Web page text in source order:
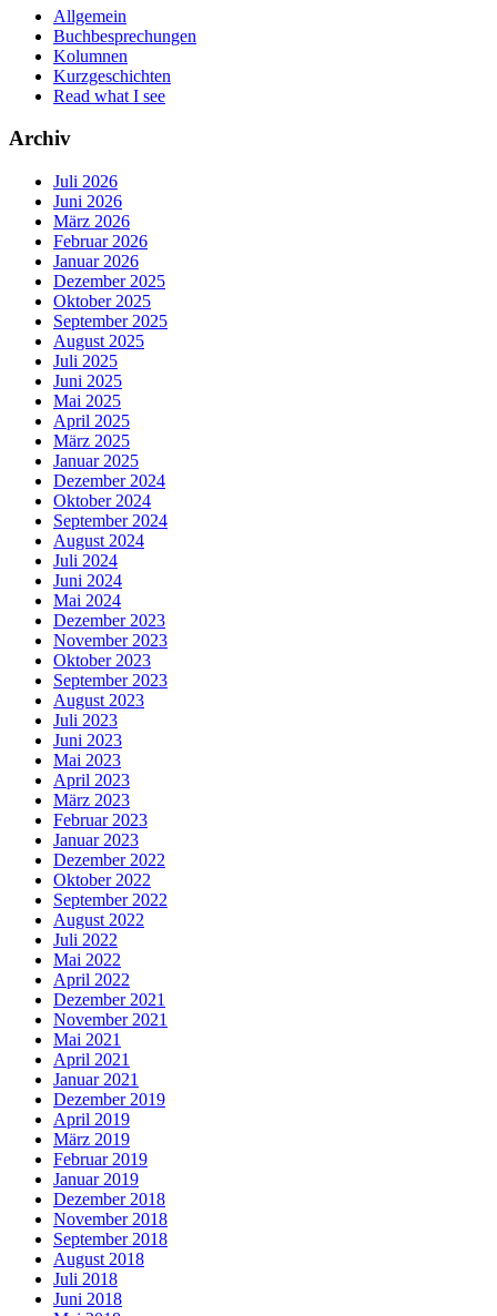
Allgemein
Buchbesprechungen
Kolumnen
Kurzgeschichten
Read what I see
Archiv
Juli 2026
Juni 2026
März 2026
Februar 2026
Januar 2026
Dezember 2025
Oktober 2025
September 2025
August 2025
Juli 2025
Juni 2025
Mai 2025
April 2025
März 2025
Januar 2025
Dezember 2024
Oktober 2024
September 2024
August 2024
Juli 2024
Juni 2024
Mai 2024
Dezember 2023
November 2023
Oktober 2023
September 2023
August 2023
Juli 2023
Juni 2023
Mai 2023
April 2023
März 2023
Februar 2023
Januar 2023
Dezember 2022
Oktober 2022
September 2022
August 2022
Juli 2022
Mai 2022
April 2022
Dezember 2021
November 2021
Mai 2021
April 2021
Januar 2021
Dezember 2019
April 2019
März 2019
Februar 2019
Januar 2019
Dezember 2018
November 2018
September 2018
August 2018
Juli 2018
Juni 2018